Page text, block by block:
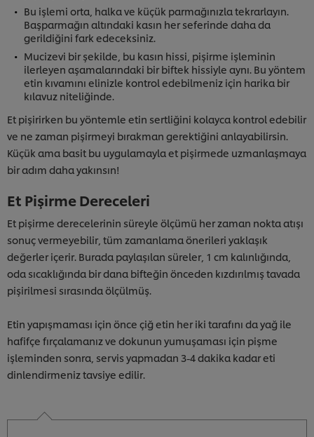
Bu işlemi orta, halka ve küçük parmağınızla tekrarlayın.
Başparmağın altındaki kasın her seferinde daha da
gerildiğini fark edeceksiniz.
Mucizevi bir şekilde, bu kasın hissi, pişirme işleminin
ilerleyen aşamalarındaki bir biftek hissiyle aynı. Bu yöntem
etin kıvamını elinizle kontrol edebilmeniz için harika bir
kılavuz niteliğinde.
Et pişirirken bu yöntemle etin sertliğini kolayca kontrol edebilir
ve ne zaman pişirmeyi bırakman gerektiğini anlayabilirsin.
Küçük ama basit bu uygulamayla et pişirmede uzmanlaşmaya
bir adım daha yakınsın!
Et Pişirme Dereceleri
Et pişirme derecelerinin süreyle ölçümü her zaman nokta atışı
sonuç vermeyebilir, tüm zamanlama önerileri yaklaşık
değerler içerir. Burada paylaşılan süreler, 1 cm kalınlığında,
oda sıcaklığında bir dana bifteğin önceden kızdırılmış tavada
pişirilmesi sırasında ölçülmüş.
Etin yapışmaması için önce çiğ etin her iki tarafını da yağ ile
hafifçe fırçalamanız ve dokunun yumuşaması için pişme
işleminden sonra, servis yapmadan 3-4 dakika kadar eti
dinlendirmeniz tavsiye edilir.